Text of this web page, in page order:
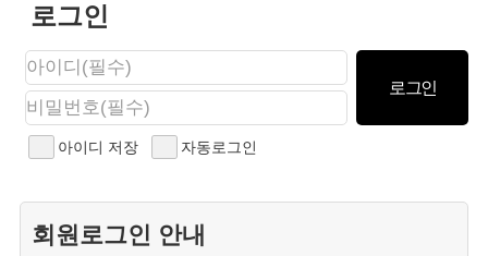
로그인
아이디 저장 자동로그인
회원로그인 안내